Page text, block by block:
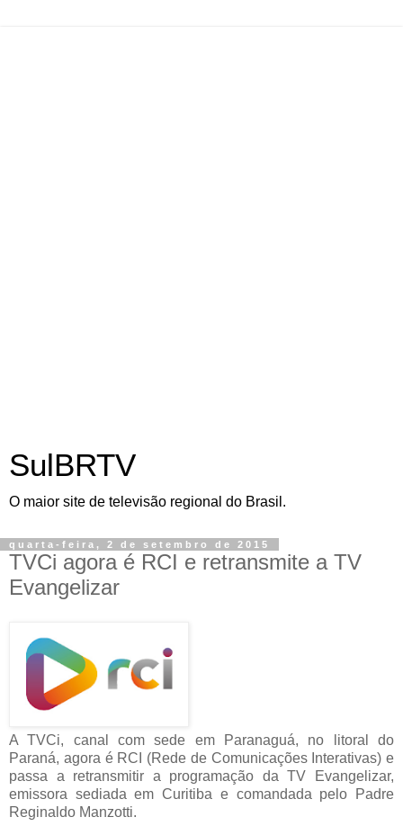
SulBRTV
O maior site de televisão regional do Brasil.
quarta-feira, 2 de setembro de 2015
TVCi agora é RCI e retransmite a TV
Evangelizar
A TVCi, canal com sede em Paranaguá, no litoral do
Paraná, agora é RCI (Rede de Comunicações Interativas) e
passa a retransmitir a programação da TV Evangelizar,
emissora sediada em Curitiba e comandada pelo Padre
Reginaldo Manzotti.